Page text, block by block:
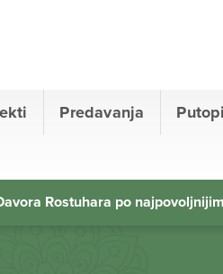
Predavanja
Rostuhara po